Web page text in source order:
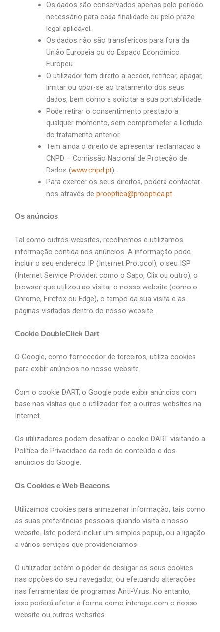
Os dados são conservados apenas pelo período
necessário para cada finalidade ou pelo prazo
legal aplicável.
Os dados não são transferidos para fora da
União Europeia ou do Espaço Económico
Europeu.
O utilizador tem direito a aceder, retificar, apagar,
limitar ou opor-se ao tratamento dos seus
dados, bem como a solicitar a sua portabilidade.
Pode retirar o consentimento prestado a
qualquer momento, sem comprometer a licitude
do tratamento anterior.
Tem ainda o direito de apresentar reclamação à
CNPD – Comissão Nacional de Proteção de
Dados (www.cnpd.pt).
Para exercer os seus direitos, poderá contactar-
nos através de prooptica@prooptica.pt.
Os anúncios
Tal como outros websites, recolhemos e utilizamos
informação contida nos anúncios. A informação pode
incluir o seu endereço IP (Internet Protocol), o seu ISP
(Internet Service Provider, como o Sapo, Clix ou outro), o
browser que utilizou ao visitar o nosso website (como o
Chrome, Firefox ou Edge), o tempo da sua visita e as
páginas visitadas dentro do nosso website.
Cookie DoubleClick Dart
O Google, como fornecedor de terceiros, utiliza cookies
para exibir anúncios no nosso website.
Com o cookie DART, o Google pode exibir anúncios com
base nas visitas que o utilizador fez a outros websites na
Internet.
Os utilizadores podem desativar o cookie DART visitando a
Política de Privacidade da rede de conteúdo e dos
anúncios do Google.
Os Cookies e Web Beacons
Utilizamos cookies para armazenar informação, tais como
as suas preferências pessoais quando visita o nosso
website. Isto poderá incluir um simples popup, ou a ligação
a vários serviços que providenciamos.
O utilizador detém o poder de desligar os seus cookies
nas opções do seu navegador, ou efetuando alterações
nas ferramentas de programas Anti-Virus. No entanto,
isso poderá afetar a forma como interage com o nosso
website ou outros websites.